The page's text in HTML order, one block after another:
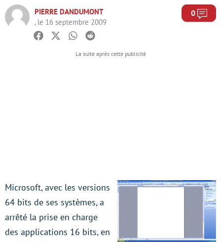
PIERRE DANDUMONT
, le 16 septembre 2009
0
Facebook
TwitterWhatsapp
Reddit
Microsoft, avec les versions
64 bits de ses systèmes, a
arrêté la prise en charge
des applications 16 bits, en